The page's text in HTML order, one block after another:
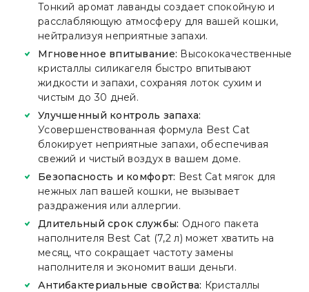
Тонкий аромат лаванды создает спокойную и
расслабляющую атмосферу для вашей кошки,
нейтрализуя неприятные запахи.
Мгновенное впитывание: Высококачественные
кристаллы силикагеля быстро впитывают
жидкости и запахи, сохраняя лоток сухим и
чистым до 30 дней.
Улучшенный контроль запаха:
Усовершенствованная формула Best Cat
блокирует неприятные запахи, обеспечивая
свежий и чистый воздух в вашем доме.
Безопасность и комфорт: Best Cat мягок для
нежных лап вашей кошки, не вызывает
раздражения или аллергии.
Длительный срок службы: Одного пакета
наполнителя Best Cat (7,2 л) может хватить на
месяц, что сокращает частоту замены
наполнителя и экономит ваши деньги.
Антибактериальные свойства: Кристаллы